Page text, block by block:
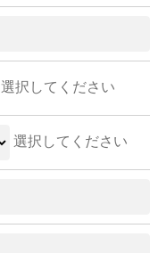
選択してください
選択してください